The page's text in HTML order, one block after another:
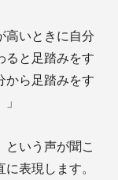
高いときに自分
ると足踏みをす
から足踏みをす
という声が聞こ
表現します。